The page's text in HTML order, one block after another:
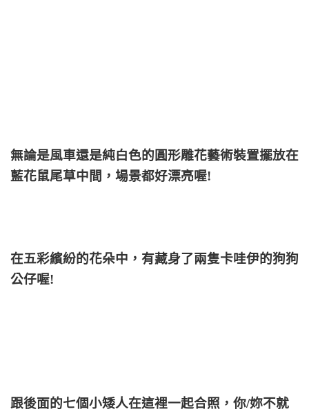
無論是風車還是純白色的圓形雕花藝術裝置擺放在
藍花鼠尾草中間，場景都好漂亮喔!
在五彩繽紛的花朵中，有藏身了兩隻卡哇伊的狗狗
公仔喔!
跟後面的七個小矮人在這裡一起合照，你/妳不就